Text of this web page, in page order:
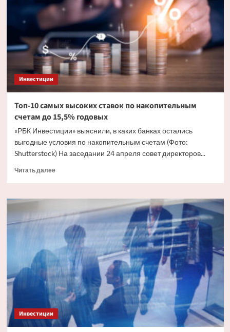
актив
России
по
итогам
апреля
Инвестиции
Топ-10 самых высоких ставок по накопительным
счетам до 15,5% годовых
«РБК Инвестиции» выяснили, в каких банках остались
выгодные условия по накопительным счетам (Фото:
Shutterstock) На заседании 24 апреля совет директоров...
Читать далееПрочитать
Топ-10
высоких
ставок
накопительным
счетам
до
15,5%
годовых
Инвестиции